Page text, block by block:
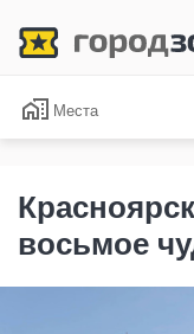
Места
восьмое